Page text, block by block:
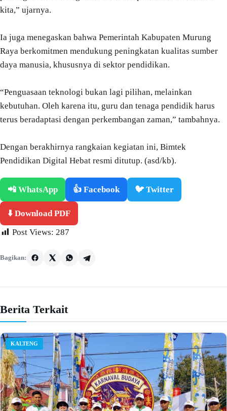
kita,” ujarnya.
Ia juga menegaskan bahwa Pemerintah Kabupaten Murung
Raya berkomitmen mendukung peningkatan kualitas sumber
daya manusia, khususnya di sektor pendidikan.
“Penguasaan teknologi bukan lagi pilihan, melainkan
kebutuhan. Oleh karena itu, guru dan tenaga pendidik harus
terus beradaptasi dengan perkembangan zaman,” tambahnya.
Dengan berakhirnya rangkaian kegiatan ini, Bimtek
Pendidikan Digital Hebat resmi ditutup. (asd/kb).
📲 WhatsApp 👍 Facebook 🐦 Twitter
⬇️ Download PDF
Post Views: 287
Bagikan:
Berita Terkait
KALTENG